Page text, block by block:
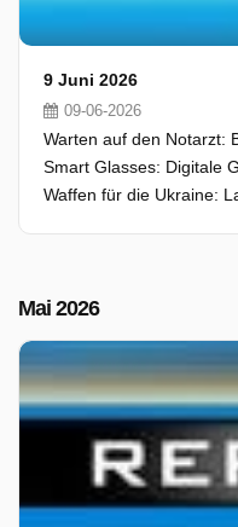
9 Juni 2026
09-06-2026
Warten auf den Notarzt:
Smart Glasses: Digitale
Waffen für die Ukraine:
Mai 2026